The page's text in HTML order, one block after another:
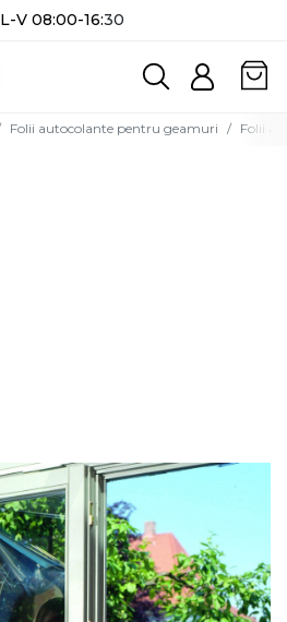
L-V 08:00-16:30
Folii autocolante pentru geamuri Folii